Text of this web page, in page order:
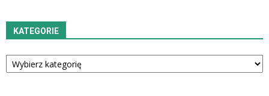
KATEGORIE
Kategorie